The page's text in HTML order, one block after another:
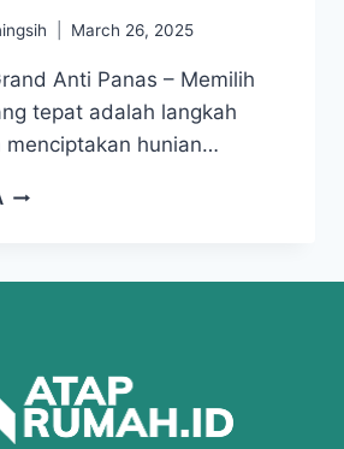
March 26, 2025
Anti Panas – Memilih
tepat adalah langkah
menciptakan hunian…